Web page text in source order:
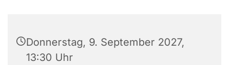
Donnerstag, 9. September 2027,
13:30 Uhr